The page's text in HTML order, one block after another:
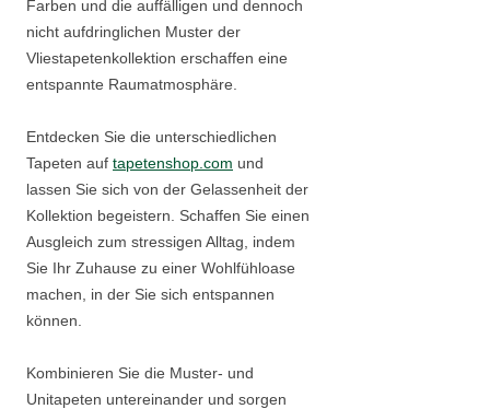
Farben und die auffälligen und dennoch
nicht aufdringlichen Muster der
Vliestapetenkollektion erschaffen eine
entspannte Raumatmosphäre.
Entdecken Sie die unterschiedlichen
Tapeten auf tapetenshop.com und
lassen Sie sich von der Gelassenheit der
Kollektion begeistern. Schaffen Sie einen
Ausgleich zum stressigen Alltag, indem
Sie Ihr Zuhause zu einer Wohlfühloase
machen, in der Sie sich entspannen
können.
Kombinieren Sie die Muster- und
Unitapeten untereinander und sorgen